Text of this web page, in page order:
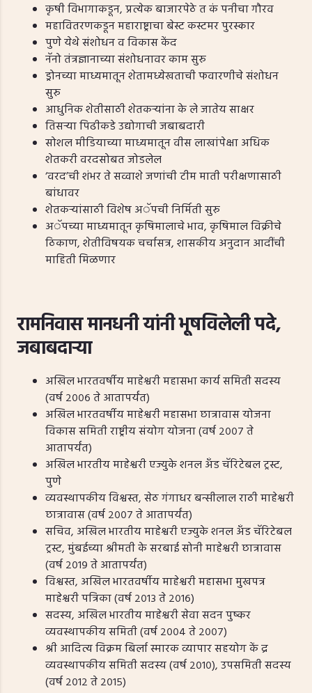
कृषी विभागाकडून, प्रत्येक बाजारपेठे त कं पनीचा गौरव
महावितरणकडून महाराष्ट्राचा बेस्ट कस्टमर पुरस्कार
पुणे येथे संशोधन व विकास केंद
नॅनो तंत्रज्ञानाच्या संशोधनावर काम सुरु
ड्रोनच्या माध्यमातून शेतामध्येखताची फवारणीचे संशोधन
सुरु
आधुनिक शेतीसाठी शेतकऱ्यांना के ले जातेय साक्षर
तिसऱ्या पिढीकडे उद्योगाची जबाबदारी
सोशल मीडियाच्या माध्यमातून वीस लाखांपेक्षा अधिक
शेतकरी वरदसोबत जोडलेल
‘वरद’ची शंभर ते सव्वाशे जणांची टीम माती परीक्षणासाठी
बांधावर
शेतकऱ्यांसाठी विशेष अॅपची निर्मिती सुरु
अॅपच्या माध्यमातून कृषिमालाचे भाव, कृषिमाल विक्रीचे
ठिकाण, शेतीविषयक चर्चासत्र, शासकीय अनुदान आदींची
माहिती मिळणार
रामनिवास मानधनी यांनी भूषविलेली पदे,
जबाबदाऱ्या
अखिल भारतवर्षीय माहेश्वरी महासभा कार्य समिती सदस्य
(वर्ष २००६ ते आतापर्यंत)
अखिल भारतवर्षीय माहेश्वरी महासभा छात्रावास योजना
विकास समिती राष्ट्रीय संयोग योजना (वर्ष २००७ ते
आतापर्यंत)
अखिल भारतीय माहेश्वरी एज्युके शनल अँड चॅरिटेबल ट्रस्ट,
पुणे
व्यवस्थापकीय विश्वस्त, सेठ गंगाधर बन्सीलाल राठी माहेश्वरी
छात्रावास (वर्ष २००७ ते आतापर्यंत)
सचिव, अखिल भारतीय माहेश्वरी एज्युके शनल अँड चॅरिटेबल
ट्रस्ट, मुंबईच्या श्रीमती के सरबाई सोनी माहेश्वरी छात्रावास
(वर्ष २०१९ ते आतापर्यंत)
विश्वस्त, अखिल भारतवर्षीय माहेश्वरी महासभा मुखपत्र
माहेश्वरी पत्रिका (वर्ष २०१३ ते २०१६)
सदस्य, अखिल भारतीय माहेश्वरी सेवा सदन पुष्कर
व्यवस्थापकीय समिती (वर्ष २००४ ते २००७)
श्री आदित्य विक्रम बिर्ला स्मारक व्यापार सहयोग कें द्र
व्यवस्थापकीय समिती सदस्य (वर्ष २०१०), उपसमिती सदस्य
(वर्ष २०१२ ते २०१५)